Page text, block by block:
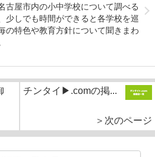
古屋市内の小中学校について調べる
少しでも時間ができると各学校を巡
の特色や教育方針について聞きまわ
チンタイ▶.comの掲...
＞次のページ